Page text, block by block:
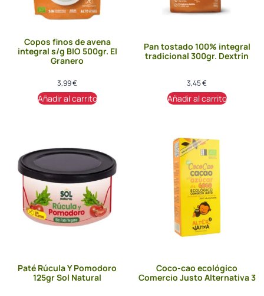
Copos finos de avena
integral s/g BIO 500gr. El
Granero
3,99€
Añadir al carrito
Pan tostado 100% integral
tradicional 300gr. Dextrin
3,45€
Añadir al carrito
Paté Rúcula Y Pomodoro
125gr Sol Natural
Coco-cao ecológico
Comercio Justo Alternativa 3